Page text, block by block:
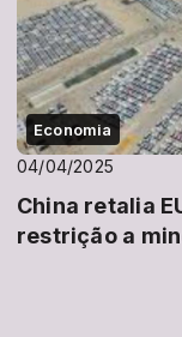
Economia
04/04/2025
China retalia
restrição a